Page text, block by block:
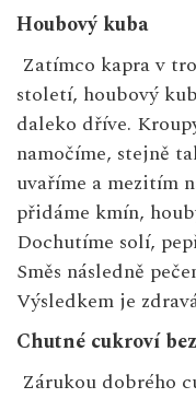
Houbový kuba
Zatímco kapra v
století, houbový
daleko dříve.
namočíme, stejně
uvaříme a mezitím
přidáme kmín,
Dochutíme solí,
Směs následně
Výsledkem je
Chutné cukroví
Zárukou dobrého